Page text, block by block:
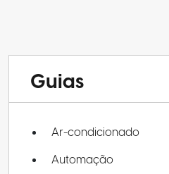
Guias
Ar-condicionado
Automação